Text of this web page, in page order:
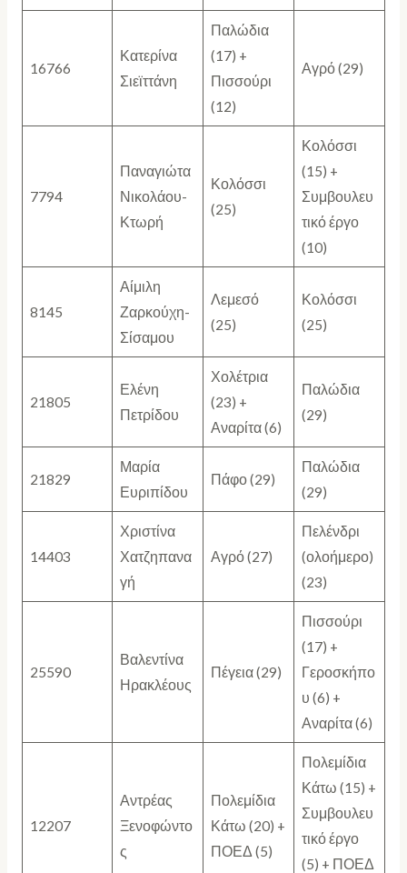
16766
Κατερίνα
Σιεϊττάνη
Παλώδια
(17) +
Πισσούρι
(12)
Αγρό (29)
7794
Παναγιώτα
Νικολάου-
Κτωρή
Κολόσσι
(25)
Κολόσσι
(15) +
Συμβουλευ
τικό έργο
(10)
8145
Αίμιλη
Ζαρκούχη-
Σίσαμου
Λεμεσό
(25)
Κολόσσι
(25)
21805
Ελένη
Πετρίδου
Χολέτρια
(23) +
Αναρίτα (6)
Παλώδια
(29)
21829
Μαρία
Ευριπίδου
Πάφο (29)
Παλώδια
(29)
14403
Χριστίνα
Χατζηπανα
γή
Αγρό (27)
Πελένδρι
(ολοήμερο)
(23)
25590
Βαλεντίνα
Ηρακλέους
Πέγεια (29)
Πισσούρι
(17) +
Γεροσκήπο
υ (6) +
Αναρίτα (6)
12207
Αντρέας
Ξενοφώντο
ς
Πολεμίδια
Κάτω (20) +
ΠΟΕΔ (5)
Πολεμίδια
Κάτω (15) +
Συμβουλευ
τικό έργο
(5) + ΠΟΕΔ